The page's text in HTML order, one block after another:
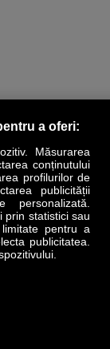
SPECIAL OPINII
Business Magazin
a oferi:
Măsurarea
conținutului
profilurilor de
publicității
personalizată.
prin statistici sau
pentru a
publicitatea.